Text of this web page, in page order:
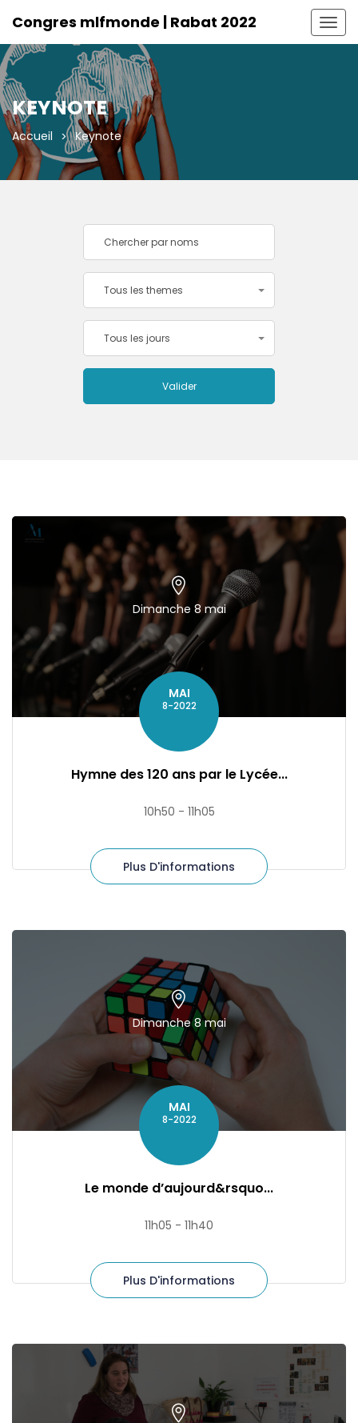
Congres mlfmonde | Rabat 2022
KEYNOTE
Accueil Keynote
Tous les themes
Tous les jours
Dimanche 8 mai
MAI
8-2022
Hymne des 120 ans par le Lycée...
10h50 - 11h05
Plus D'informations
Dimanche 8 mai
MAI
8-2022
Le monde d’aujourd&rsquo...
11h05 - 11h40
Plus D'informations